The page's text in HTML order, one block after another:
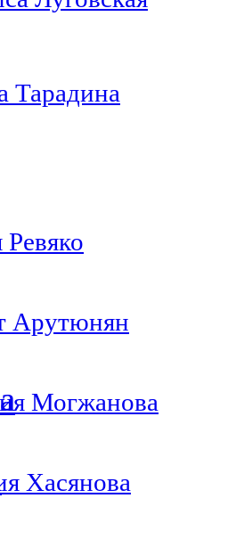
Тарадина
Арутюнян
Могжанова
Хасянова